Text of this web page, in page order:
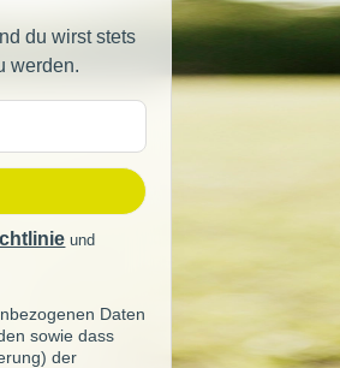
du wirst stets
werden.
und
Daten
sowie dass
der